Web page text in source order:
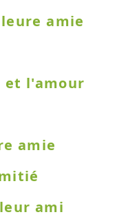
amie
et l'amour
amie
ami